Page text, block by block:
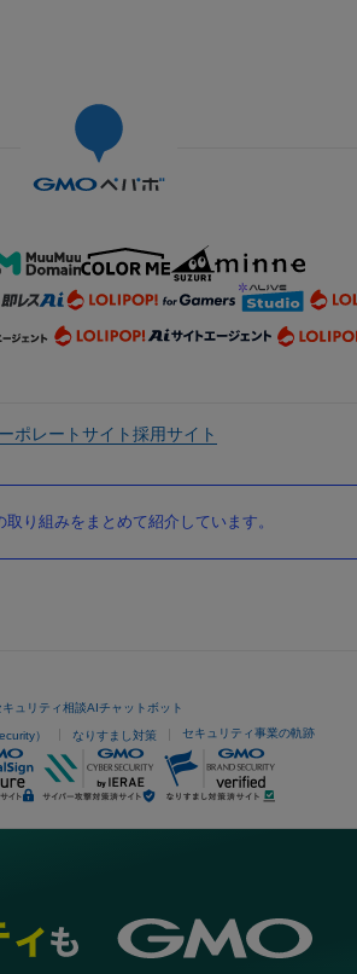
ポレートサイト採用サイト
り組みをまとめて紹介しています。
キュリティ相談AIチャットボット
） なりすまし対策 セキュリティ事業の軌跡